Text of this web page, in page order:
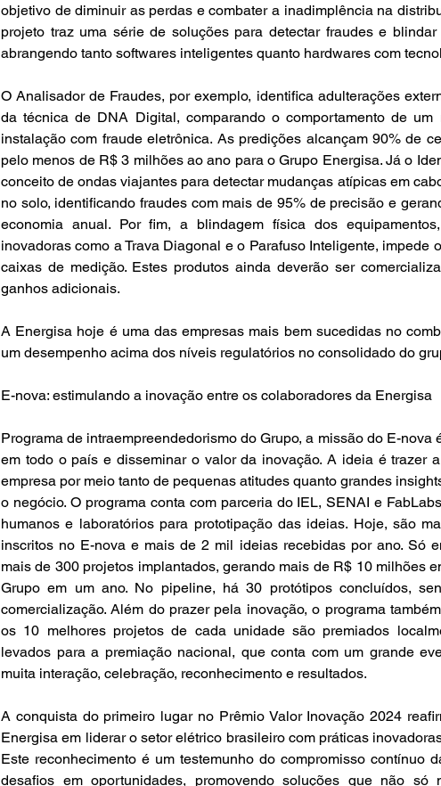
objetivo de diminuir as perdas e combater a inadimplência na
projeto traz uma série de soluções para detectar fraudes e
abrangendo tanto softwares inteligentes quanto hardwares com
O Analisador de Fraudes, por exemplo, identifica adulterações
da técnica de DNA Digital, comparando o comportamento de um
instalação com fraude eletrônica. As predições alcançam 90% de
pelo menos de R$ 3 milhões ao ano para o Grupo Energisa. Já o
conceito de ondas viajantes para detectar mudanças atípicas em
no solo, identificando fraudes com mais de 95% de precisão e
economia anual. Por fim, a blindagem física dos
inovadoras como a Trava Diagonal e o Parafuso Inteligente, impede
caixas de medição. Estes produtos ainda deverão ser
ganhos adicionais.
A Energisa hoje é uma das empresas mais bem sucedidas no
um desempenho acima dos níveis regulatórios no consolidado do
E-nova: estimulando a inovação entre os colaboradores da Energisa
Programa de intraempreendedorismo do Grupo, a missão do E-nova
em todo o país e disseminar o valor da inovação. A ideia é trazer
empresa por meio tanto de pequenas atitudes quanto grandes
o negócio. O programa conta com parceria do IEL, SENAI e
humanos e laboratórios para prototipação das ideias. Hoje, são
inscritos no E-nova e mais de 2 mil ideias recebidas por ano. Só
mais de 300 projetos implantados, gerando mais de R$ 10 milhões
Grupo em um ano. No pipeline, há 30 protótipos concluídos,
comercialização. Além do prazer pela inovação, o programa
os 10 melhores projetos de cada unidade são premiados
levados para a premiação nacional, que conta com um grande
muita interação, celebração, reconhecimento e resultados.
A conquista do primeiro lugar no Prêmio Valor Inovação 2024
Energisa em liderar o setor elétrico brasileiro com práticas
Este reconhecimento é um testemunho do compromisso contínuo
desafios em oportunidades, promovendo soluções que não só